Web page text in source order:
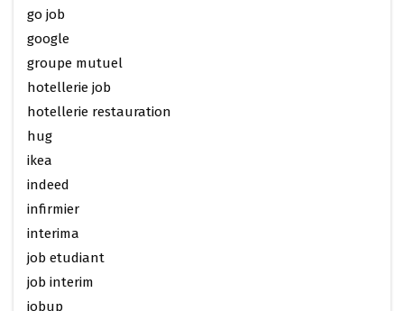
go job
google
groupe mutuel
hotellerie job
hotellerie restauration
hug
ikea
indeed
infirmier
interima
job etudiant
job interim
jobup